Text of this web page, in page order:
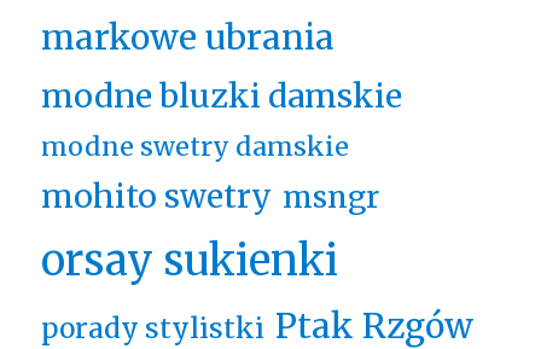
markowe ubrania
modne bluzki damskie
modne swetry damskie
mohito swetry msngr
orsay sukienki
porady stylistki Ptak Rzgów